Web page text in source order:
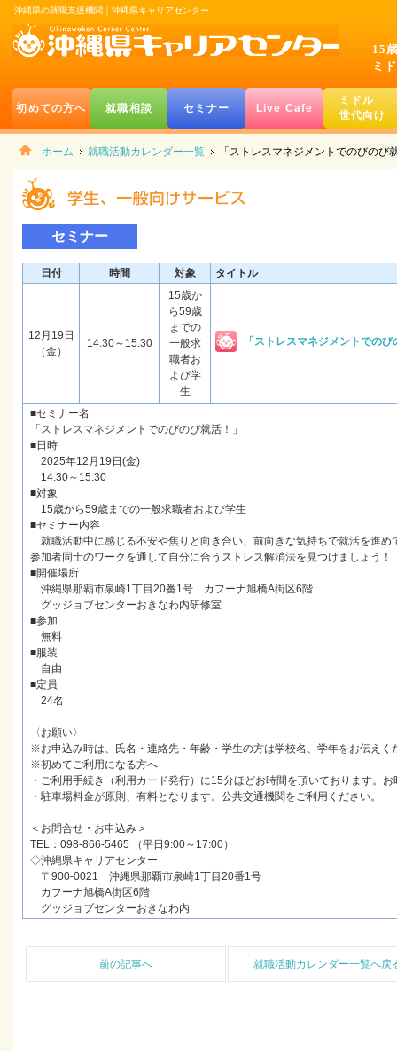
沖縄県の就職支援機関｜沖縄県キャリアセンター
15
ミ
初めての方へ 就職相談 セミナー Live Cafe
ミドル
世代向け
ホーム 就職活動カレンダー一覧 「ストレスマネジメントでのびのび
セミナー
日付 時間 対象 タイトル
12月19日
（金）
14:30～15:30
15歳か
ら59歳
までの
一般求
職者お
よび学
生
「ストレスマネジメントでの
■セミナー名
「ストレスマネジメントでのびのび就活！」
■日時
2025年12月19日(金)
14:30～15:30
■対象
15歳から59歳までの一般求職者および学生
■セミナー内容
就職活動中に感じる不安や焦りと向き合い、前向きな気持ちで就活を進
参加者同士のワークを通して自分に合うストレス解消法を見つけましょう！
■開催場所
沖縄県那覇市泉崎1丁目20番1号 カフーナ旭橋A街区6階
グッジョブセンターおきなわ内研修室
■参加
無料
■服装
自由
■定員
24名
〈お願い〉
※お申込み時は、氏名・連絡先・年齢・学生の方は学校名、学年をお伝えく
※初めてご利用になる方へ
・ご利用手続き（利用カード発行）に15分ほどお時間を頂いております。
・駐車場料金が原則、有料となります。公共交通機関をご利用ください。
＜お問合せ・お申込み＞
TEL：098-866-5465 （平日9:00～17:00）
◇沖縄県キャリアセンター
〒900-0021 沖縄県那覇市泉崎1丁目20番1号
カフーナ旭橋A街区6階
グッジョブセンターおきなわ内
前の記事へ 就職活動カレンダー一覧へ戻